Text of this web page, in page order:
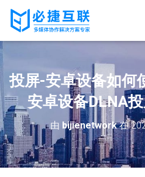
投屏-安卓设备如何
安卓设备DLNA
由 bijienetwork在